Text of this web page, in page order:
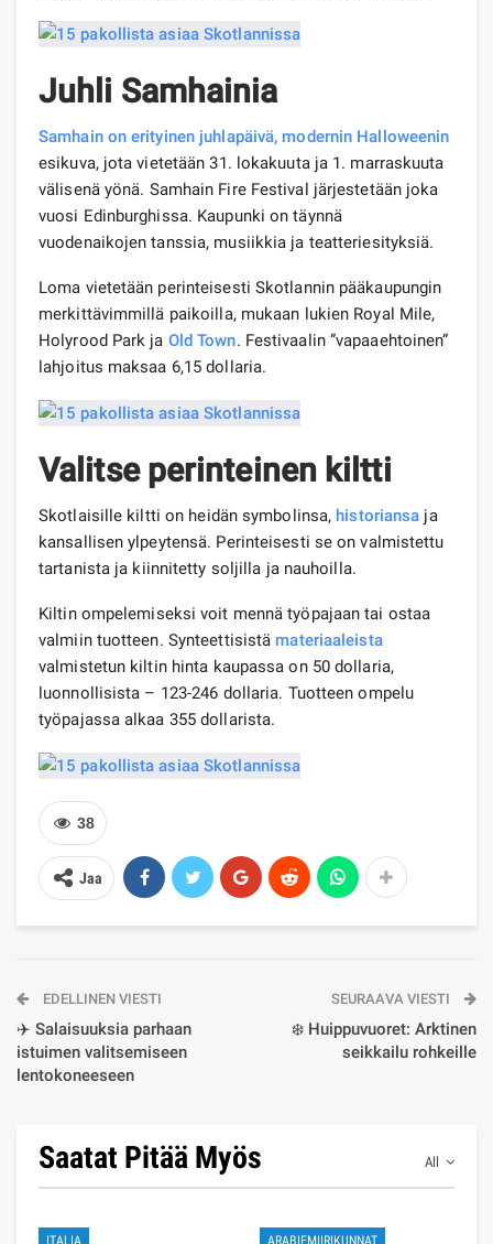
Juhli Samhainia
Samhain on erityinen juhlapäivä, modernin Halloweenin
esikuva, jota vietetään 31. lokakuuta ja 1. marraskuuta
välisenä yönä. Samhain Fire Festival järjestetään joka
vuosi Edinburghissa. Kaupunki on täynnä
vuodenaikojen tanssia, musiikkia ja teatteriesityksiä.
Loma vietetään perinteisesti Skotlannin pääkaupungin
merkittävimmillä paikoilla, mukaan lukien Royal Mile,
Holyrood Park ja Old Town. Festivaalin ”vapaaehtoinen”
lahjoitus maksaa 6,15 dollaria.
Valitse perinteinen kiltti
Skotlaisille kiltti on heidän symbolinsa, historiansa ja
kansallisen ylpeytensä. Perinteisesti se on valmistettu
tartanista ja kiinnitetty soljilla ja nauhoilla.
Kiltin ompelemiseksi voit mennä työpajaan tai ostaa
valmiin tuotteen. Synteettisistä materiaaleista
valmistetun kiltin hinta kaupassa on 50 dollaria,
luonnollisista – 123-246 dollaria. Tuotteen ompelu
työpajassa alkaa 355 dollarista.
38
Jaa
EDELLINEN VIESTI
✈️ Salaisuuksia parhaan
istuimen valitsemiseen
lentokoneeseen
SEURAAVA VIESTI
❄️ Huippuvuoret: Arktinen
seikkailu rohkeille
All
Saatat Pitää Myös
ITALIA ARABIEMIIRIKUNNAT